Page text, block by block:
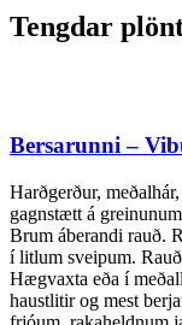
Tengdar
Bersarunni –
Harðgerður,
gagnstætt á
Brum áberandi rauð.
í litlum sveipum.
Hægvaxta eða í
haustlitir og mest